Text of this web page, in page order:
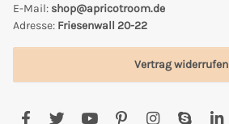
E-Mail: shop@apricotroom.de
Adresse: Friesenwall 20-22
Vertrag widerrufen